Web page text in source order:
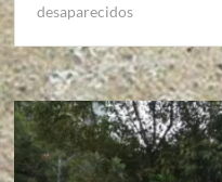
desaparecidos